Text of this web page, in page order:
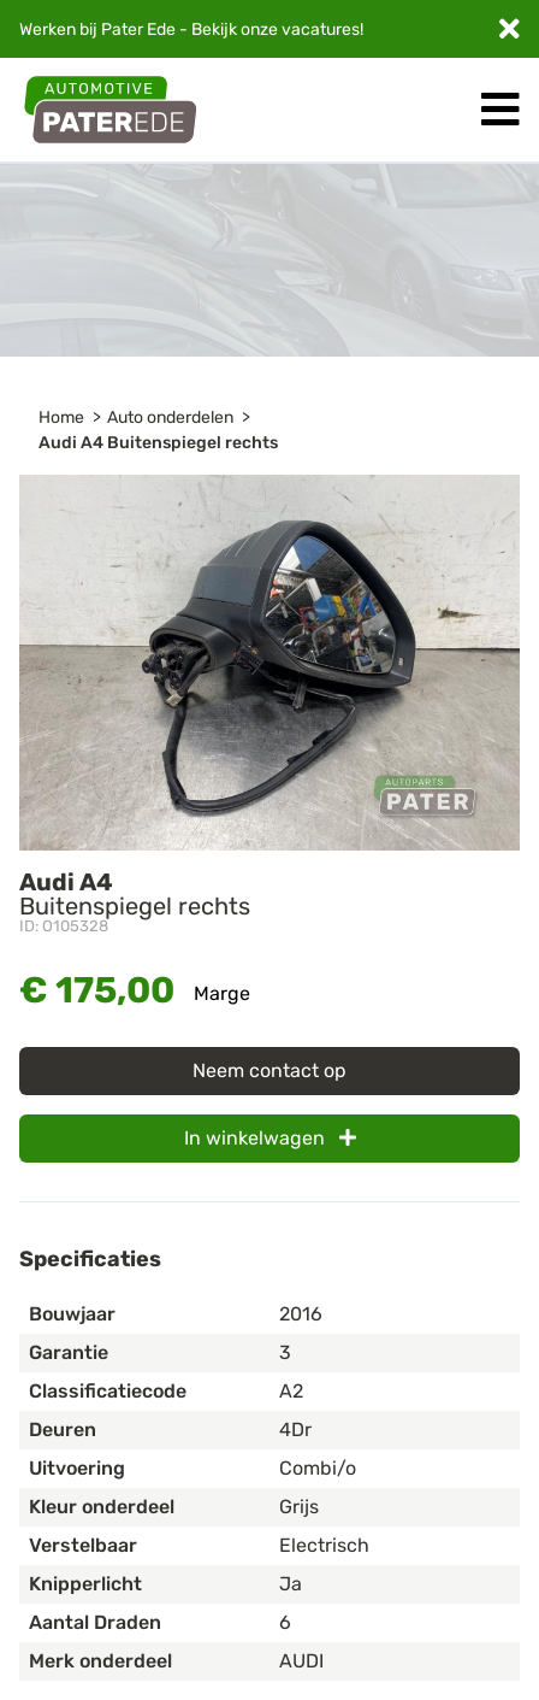
Werken bij Pater Ede - Bekijk onzevacatures!
Home
Auto onderdelen
Audi A4 Buitenspiegel rechts
Audi A4
Buitenspiegel rechts
ID: O105328
€ 175,00 Marge
Neem contact op
In winkelwagen
Specificaties
Bouwjaar
2016
Garantie
3
Classificatiecode
A2
Deuren
4Dr
Uitvoering
Combi/o
Kleur onderdeel
Grijs
Verstelbaar
Electrisch
Knipperlicht
Ja
Aantal Draden
6
Merk onderdeel
AUDI